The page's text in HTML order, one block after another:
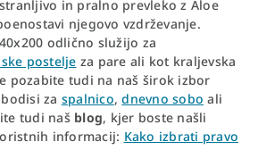
in pralno prevleko z Aloe
njegovo vzdrževanje.
odlično služijo za
postelje za pare ali kot kraljevska
pozabite tudi na naš širok izbor
za spalnico,dnevno sobo ali
tudi naš blog, kjer boste našli
informacij: Kako izbrati pravo